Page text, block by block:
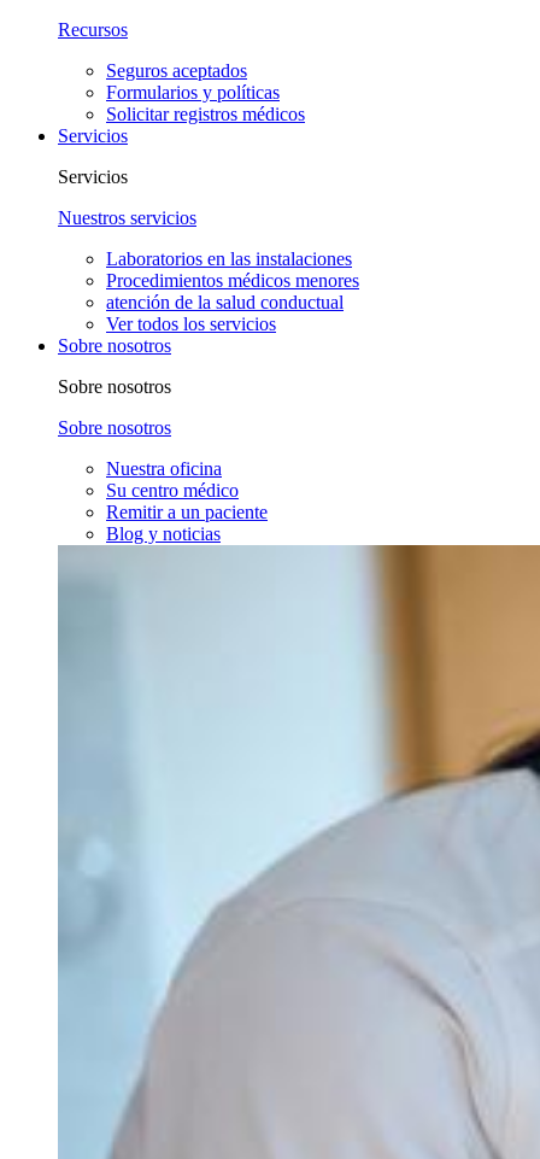
Recursos
Seguros aceptados
Formularios y políticas
Solicitar registros médicos
Servicios
Servicios
Nuestros servicios
Laboratorios en las instalaciones
Procedimientos médicos menores
atención de la salud conductual
Ver todos los servicios
Sobre nosotros
Sobre nosotros
Sobre nosotros
Nuestra oficina
Su centro médico
Remitir a un paciente
Blog y noticias